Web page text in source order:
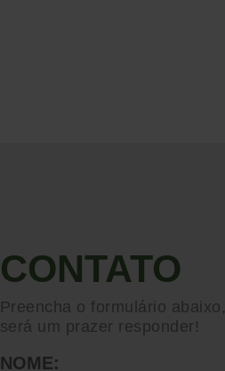
CONTATO
Preencha o formulário abaixo,
será um prazer responder!
NOME: